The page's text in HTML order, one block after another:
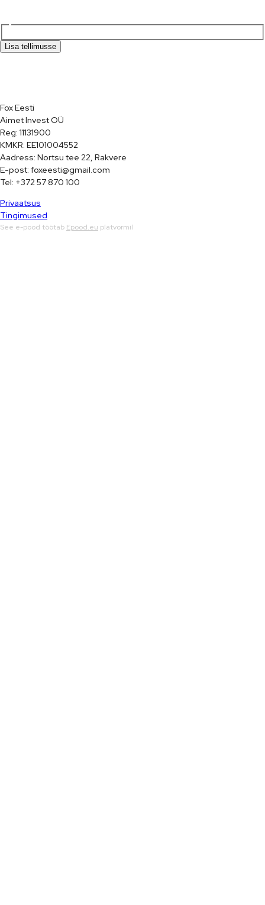
Lisa tellimusse
Fox Eesti
Aimet Invest OÜ
Reg: 11131900
KMKR: EE101004552
Aadress: Nortsu tee 22, Rakvere
E-post: foxeesti@gmail.com
Tel: +372 57 870 100
Privaatsus
Tingimused
See e-pood töötab Epood.eu platvormil